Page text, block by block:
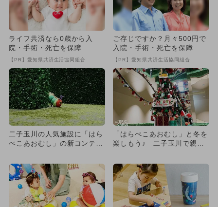
ライフ共済なら0歳から入
院・手術・死亡を保障
【PR】愛知県共済生活協同組合
ご存じですか？月々500円で
入院・手術・死亡を保障
【PR】愛知県共済生活協同組合
二子玉川の人気施設に「はら
ぺこあおむし」の新コンテン
「はらぺこあおむし」と冬を
楽しもう♪ 二子玉川で親子